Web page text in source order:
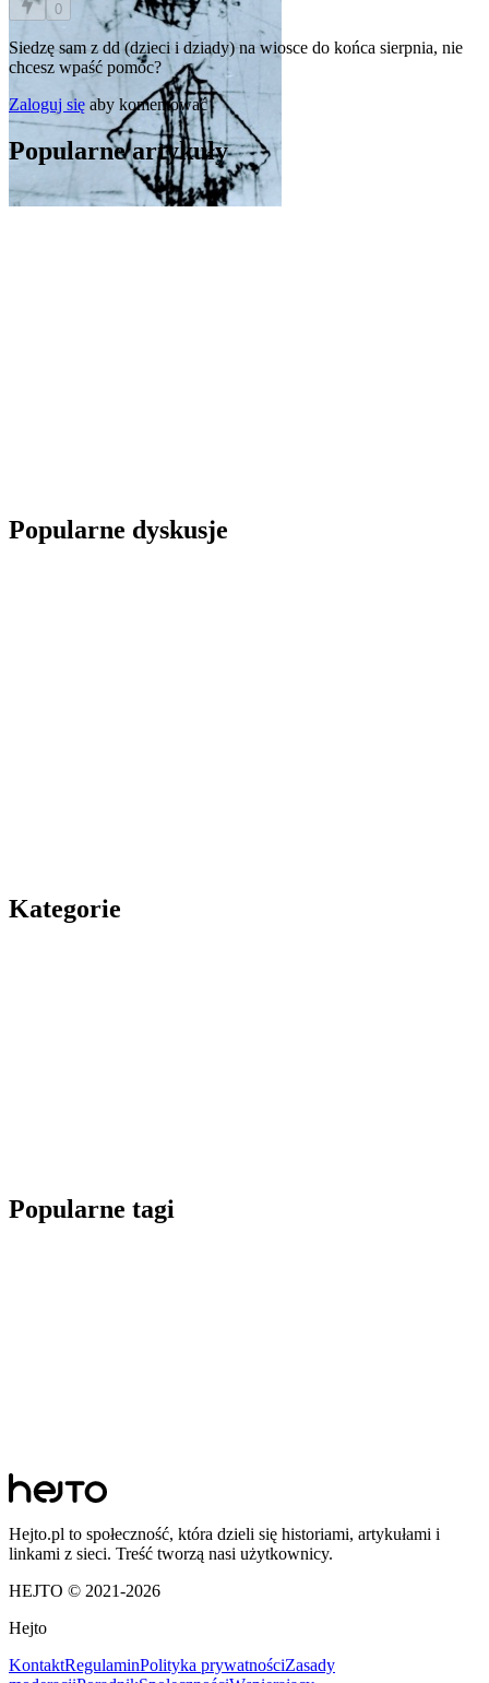
0
Siedzę sam z dd (dzieci i dziady) na wiosce do końca sierpnia, nie
chcesz wpaść pomóc?
Zaloguj się aby komentować
Popularne artykuły
Popularne dyskusje
Kategorie
Popularne tagi
Hejto.pl to społeczność, która dzieli się historiami, artykułami i
linkami z sieci. Treść tworzą nasi użytkownicy.
HEJTO © 2021-2026
Hejto
KontaktRegulaminPolityka prywatnościZasady